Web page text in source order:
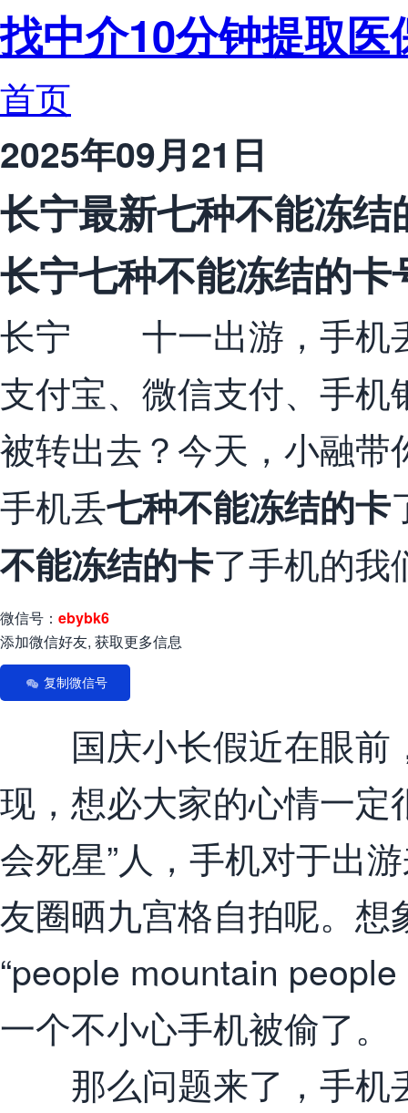
找中介10分钟提取医
首页
2025年09月21日
长宁最新七种不能冻
长宁七种不能冻结的卡
长宁 十一出游，手机
支付宝、微信支付、手
被转出去？今天，小融带
手机丢七种不能冻结的卡
不能冻结的卡了手机的我
微信号： ebybk6
添加微信好友, 获取更多信息
复制微信号
国庆小长假近在眼前
现，想必大家的心情一定
会死星”人，手机对于出
友圈晒九宫格自拍呢。
“people mountain people
一个不小心手机被偷了。
那么问题来了，手机